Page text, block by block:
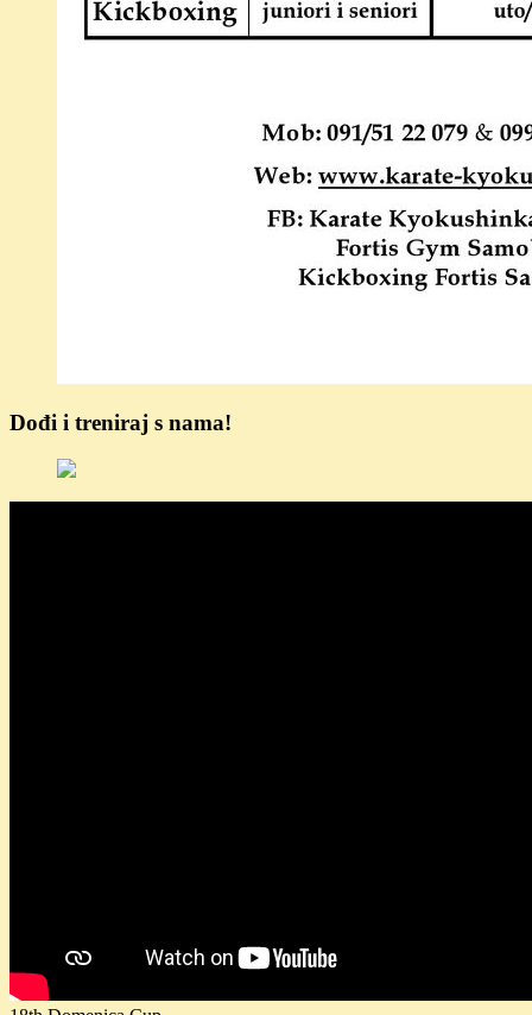
Dođi i treniraj s nama!